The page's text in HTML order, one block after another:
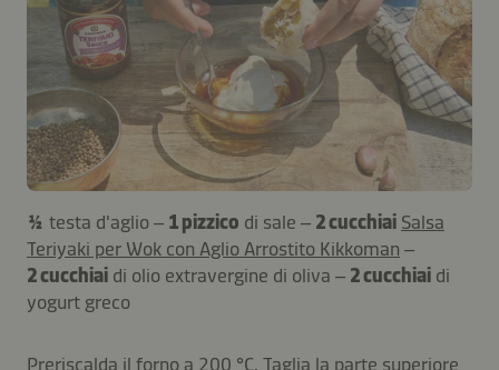
½ testa d'aglio – 1 pizzico di sale – 2 cucchiai Salsa
Teriyaki per Wok con Aglio Arrostito Kikkoman –
2 cucchiai di olio extravergine di oliva – 2 cucchiai di
yogurt greco
Preriscalda il forno a 200 °C. Taglia la parte superiore